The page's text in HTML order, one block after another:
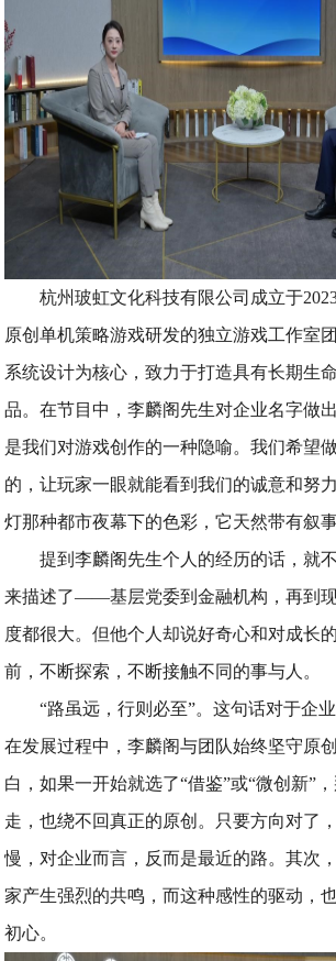
杭州玻虹文化科技有限公司成立于
原创单机策略游戏研发的独立游戏工作室
系统设计为核心，致力于打造具有长期生
品。在节目中，李麟阁先生对企业名字做
是我们对游戏创作的一种隐喻。我们希望
的，让玩家一眼就能看到我们的诚意和努
灯那种都市夜幕下的色彩，它天然带有叙
提到李麟阁先生个人的经历的话，就
来描述了——基层党委到金融机构，再到
度都很大。但他个人却说好奇心和对成长
前，不断探索，不断接触不同的事与人。
“路虽远，行则必至”。这句话对于企
在发展过程中，李麟阁与团队始终坚守原
白，如果一开始就选了“借鉴”或“微创新”
走，也绕不回真正的原创。只要方向对了
慢，对企业而言，反而是最近的路。其次
家产生强烈的共鸣，而这种感性的驱动，
初心。